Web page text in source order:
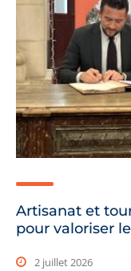
Artisanat et
pour valoriser
2 juillet 2026